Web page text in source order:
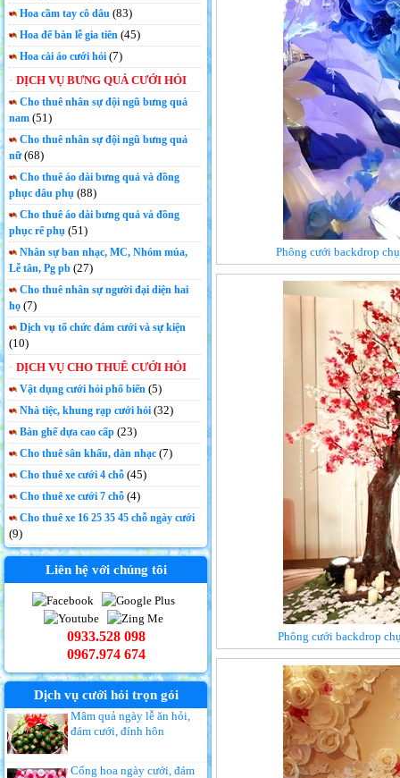
Hoa cầm tay cô dâu(83)
Hoa để bàn lễ gia tiên (45)
Hoa cài áo cưới hỏi (7)
DỊCH VỤ BƯNG QUẢ CƯỚI HỎI
Cho thuê nhân sự đội ngũ bưng quả
nam (51)
Cho thuê nhân sự đội ngũ bưng quả
nữ(68)
Cho thuê áo dài bưng quả và đồng
phục dâu phụ (88)
Cho thuê áo dài bưng quả và đồng
phục rể phụ (51)
Nhân sự ban nhạc, MC, Nhóm múa,
Lễ tân, Pg pb (27)
Cho thuê nhân sự người đại diện hai
họ (7)
Dịch vụ tổ chức đám cưới và sự kiện
(10)
DỊCH VỤ CHO THUÊ CƯỚI HỎI
Vật dụng cưới hỏi phổ biến (5)
Nhà tiệc, khung rạp cưới hỏi (32)
Bàn ghế dựa cao cấp (23)
Cho thuê sân khấu, dàn nhạc (7)
Cho thuê xe cưới 4 chỗ (45)
Cho thuê xe cưới 7 chỗ (4)
Cho thuê xe 16 25 35 45 chỗ ngày cưới
(9)
Liên hệ với chúng tôi
0933.528 098
0967.974 674
Dịch vụ cưới hỏi trọn gói
Mâm quả ngày lễ ăn hỏi,
đám cưới, đính hôn
Cổng hoa ngày cưới, đám
Phông cưới backdrop
Phông cưới backdrop